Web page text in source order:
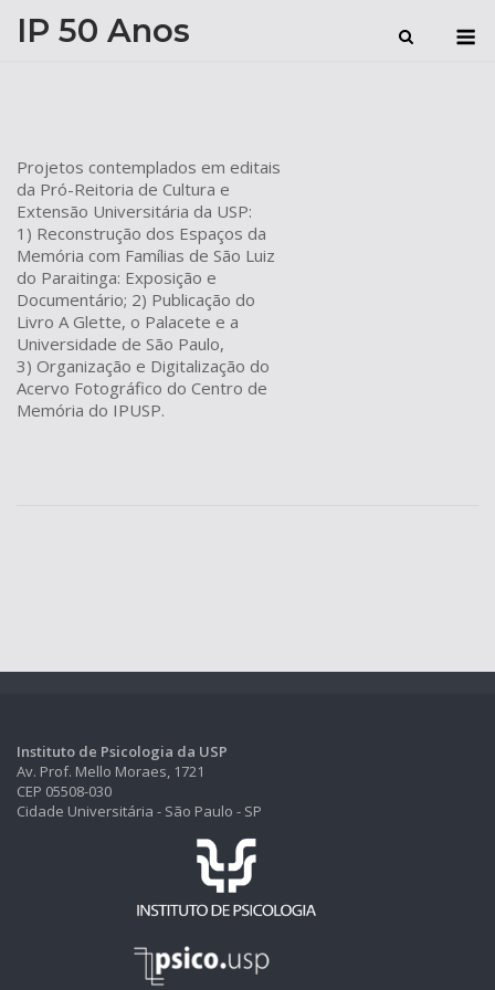
IP 50 Anos
Projetos contemplados em editais
da Pró-Reitoria de Cultura e
Extensão Universitária da USP:
1) Reconstrução dos Espaços da
Memória com Famílias de São Luiz
do Paraitinga: Exposição e
Documentário; 2) Publicação do
Livro A Glette, o Palacete e a
Universidade de São Paulo,
3) Organização e Digitalização do
Acervo Fotográfico do Centro de
Memória do IPUSP.
Instituto de Psicologia da USP
Av. Prof. Mello Moraes, 1721
CEP 05508-030
Cidade Universitária - São Paulo - SP